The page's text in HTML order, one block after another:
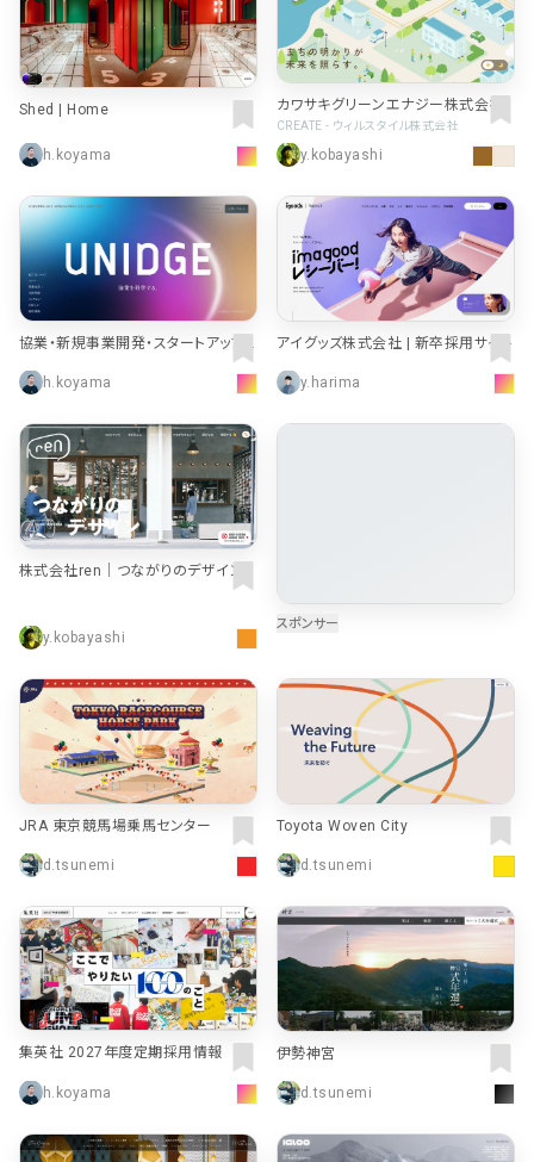
Shed | Home
h.koyama
カワサキグリーンエナジー株式会社
CREATE - ウィルスタイル株式会社
y.kobayashi
協業・新規事業開発・スタートアップ
h.koyama
アイグッズ株式会社 | 新卒採用サイト
y.harima
株式会社ren｜つながりのデザイン
y.kobayashi
JRA 東京競馬場乗馬センター
d.tsunemi
Toyota Woven City
d.tsunemi
集英社 2027年度定期採用情報
h.koyama
伊勢神宮
d.tsunemi